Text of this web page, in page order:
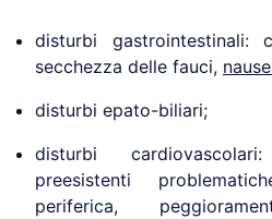
disturbi gastrointestinali:
secchezza delle fauci,
disturbi epato-biliari;
disturbi
preesistenti
periferica,